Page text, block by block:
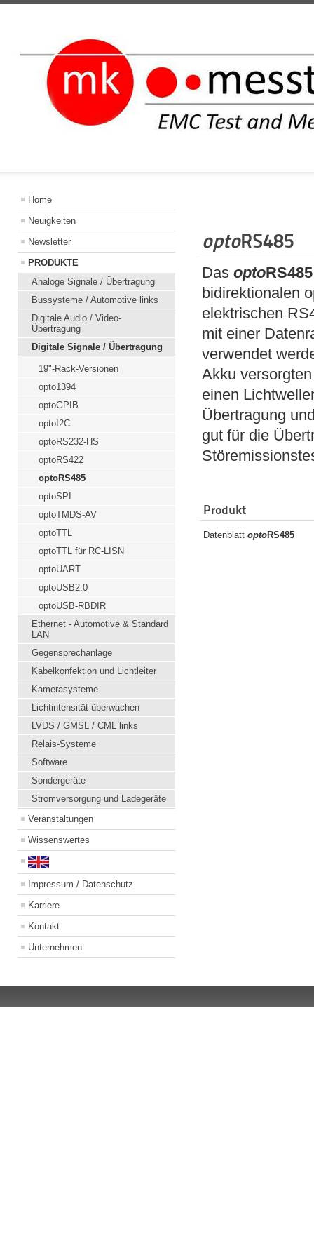
Home
Neuigkeiten
Newsletter
PRODUKTE
Analoge Signale / Übertragung
Bussysteme / Automotive links
Digitale Audio / Video-
Übertragung
Digitale Signale / Übertragung
19"-Rack-Versionen
opto1394
optoGPIB
optoI2C
optoRS232-HS
optoRS422
optoRS485
optoSPI
optoTMDS-AV
optoTTL
optoTTL für RC-LISN
optoUART
optoUSB2.0
optoUSB-RBDIR
Ethernet - Automotive & Standard
LAN
Gegensprechanlage
Kabelkonfektion und Lichtleiter
Kamerasysteme
Lichtintensität überwachen
LVDS / GMSL / CML links
Relais-Systeme
Software
Sondergeräte
Stromversorgung und Ladegeräte
Veranstaltungen
Wissenswertes
Impressum / Datenschutz
Karriere
Kontakt
Unternehmen
optoRS485
DasoptoRS485
bidirektionalen
elektrischen
mit einer
verwendet
Akku
einen
Übertragung
gut für die
Produkt
DatenblattoptoRS485